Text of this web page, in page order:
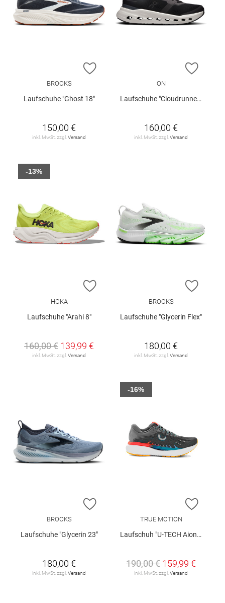
ZUR WUNSCHLISTE HINZUFÜGEN
BROOKS
Laufschuhe "Ghost 18"
150,00 €
inkl. MwSt. zzgl. Versand
ZUR
ON
Laufschuhe "Cloudrunner 3"
160,00 €
inkl. MwSt. zzgl. Versand
ZUR WUNSCHLISTE HINZUFÜGEN
HOKA
Laufschuhe "Arahi 8"
160,00 € 139,99 €
inkl. MwSt. zzgl. Versand
-13%
ZUR
BROOKS
Laufschuhe "Glycerin Flex"
180,00 €
inkl. MwSt. zzgl. Versand
ZUR WUNSCHLISTE HINZUFÜGEN
BROOKS
Laufschuhe "Glycerin 23"
180,00 €
inkl. MwSt. zzgl.Versand
ZUR
TRUE MOTION
Laufschuh "U-TECH Aion 3"
190,00 € 159,99 €
inkl. MwSt. zzgl.Versand
-16%